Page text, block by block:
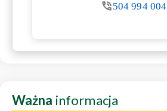
504 994 004
Ważna informacja